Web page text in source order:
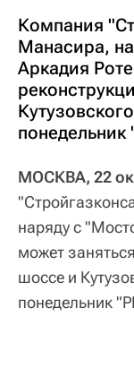
Компания
Манасира,
Аркадия
МОСКВА, 22
наряду с
может
шоссе и
понедельник